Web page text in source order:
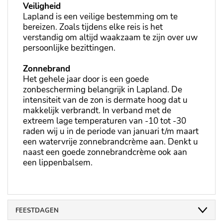
Veiligheid
Lapland is een veilige bestemming om te
bereizen. Zoals tijdens elke reis is het
verstandig om altijd waakzaam te zijn over uw
persoonlijke bezittingen.
Zonnebrand
Het gehele jaar door is een goede
zonbescherming belangrijk in Lapland. De
intensiteit van de zon is dermate hoog dat u
makkelijk verbrandt. In verband met de
extreem lage temperaturen van -10 tot -30
raden wij u in de periode van januari t/m maart
een watervrije zonnebrandcrème aan. Denkt u
naast een goede zonnebrandcrème ook aan
een lippenbalsem.
FEESTDAGEN